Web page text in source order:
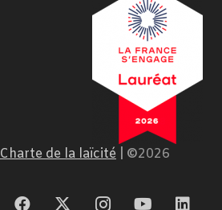
Charte de la laïcité ©2026